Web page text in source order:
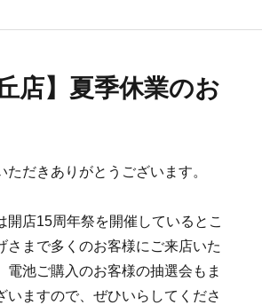
店】夏季休業のお
ただきありがとうございます。
開店15周年祭を開催しているとこ
さまで多くのお客様にご来店いた
電池ご購入のお客様の抽選会もま
いますので、ぜひいらしてくださ